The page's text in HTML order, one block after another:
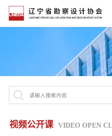
视频公开课 VIDEO OPEN